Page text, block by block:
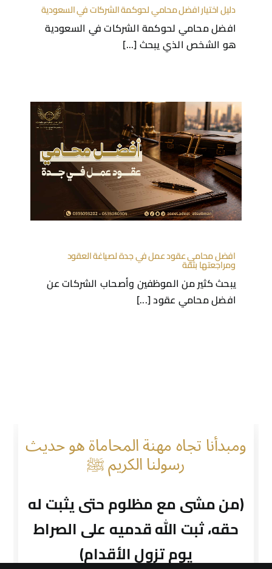
دليل اختيار افضل محامي لحوكمة الشركات في السعودية
افضل محامي لحوكمة الشركات في السعودية
هو الشخص الذي يبحث [...]
افضل محامي عقود عمل في جدة لصياغة العقود
ومراجعتها بثقة
يبحث كثير من الموظفين وأصحاب الشركات عن
افضل محامي عقود [...]
ومبدأنا تجاه مهنة المحاماة هو حديث
رسولنا الكريم ﷺ
(من مشى مع مظلوم حتى يثبت له
حقه، ثبت الله قدميه على الصراط
يوم تزول الأقدام)